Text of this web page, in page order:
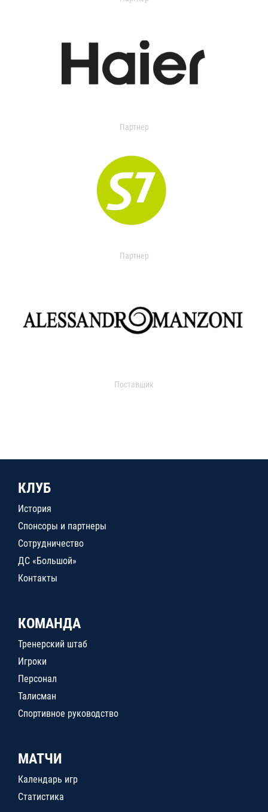
Партнер
Партнер
Поставщик
КЛУБ
История
Спонсоры и партнеры
Сотрудничество
ДС «Большой»
Контакты
КОМАНДА
Тренерский штаб
Игроки
Персонал
Талисман
Спортивное руководство
МАТЧИ
Календарь игр
Статистика